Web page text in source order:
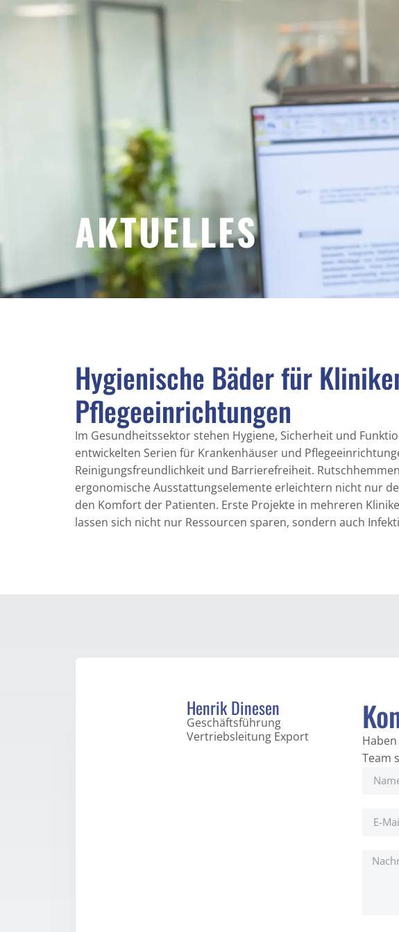
AKTUELLES
Hygienische Bäder für
Pflegeeinrichtungen
Im Gesundheitssektor stehen Hygiene, Sicherheit und
entwickelten Serien für Krankenhäuser und
Reinigungsfreundlichkeit und Barrierefreiheit.
ergonomische Ausstattungselemente erleichtern nicht nur
den Komfort der Patienten. Erste Projekte in mehreren
lassen sich nicht nur Ressourcen sparen, sondern auch
Henrik Dinesen
Geschäftsführung
Vertriebsleitung Export
Team